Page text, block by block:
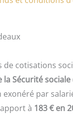
cotisations
Sécurité sociale
par
à 183 € en